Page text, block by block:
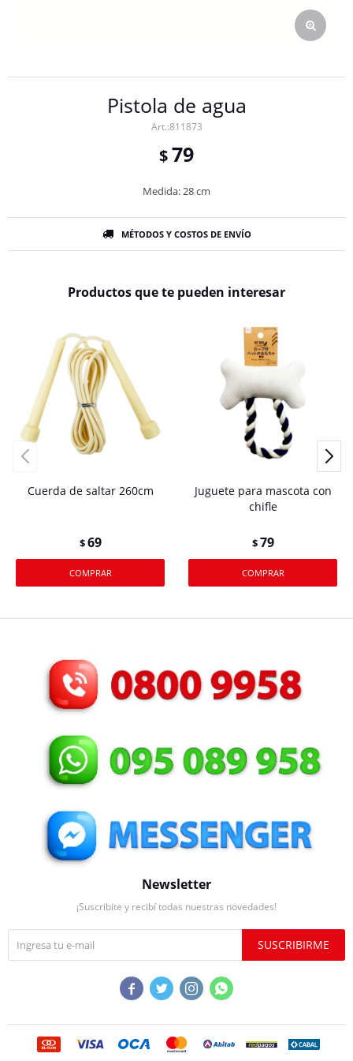
Pistola de agua
811873
$79
Medida: 28 cm
MÉTODOS Y COSTOS DE ENVÍO
Productos que te pueden interesar
Cuerda de saltar 260cm
$69
Juguete para mascota con
chifle
$79
Newsletter
¡Suscribite y recibí todas nuestras novedades!
SUSCRIBIRME
   